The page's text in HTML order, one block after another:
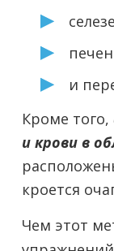
и
Кроме того,
и крови в
кроется
Чем этот